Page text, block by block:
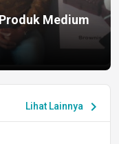
Medium
Lihat Lainnya chevron_right